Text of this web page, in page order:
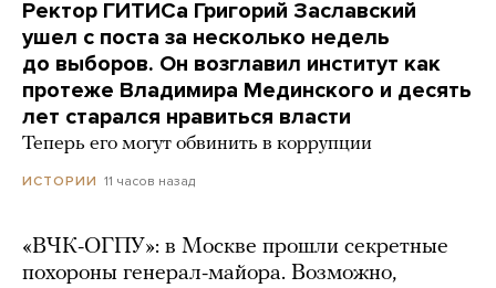
Ректор ГИТИСа Григорий Заславский
ушел с поста за несколько недель
до выборов. Он возглавил институт как
протеже Владимира Мединского и десять
лет старался нравиться власти
Теперь его могут обвинить в коррупции
ИСТОРИИ 11 часов назад
«ВЧК-ОГПУ»: в Москве прошли секретные
похороны генерал-майора. Возможно,